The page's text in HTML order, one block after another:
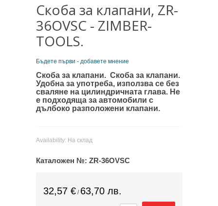
Скоба за клапани, ZR-
36OVSC - ZIMBER-
TOOLS.
Бъдете първи - добавете мнение
Скоба за клапани. Скоба за клапани.
Удобна за употреба, използва се без
сваляне на цилиндричната глава. Не
е подходяща за автомобили с
дълбоко разположени клапани.
Availability: На склад
Каталожен №: ZR-36OVSC
32,57 €/ 63,70 лв.